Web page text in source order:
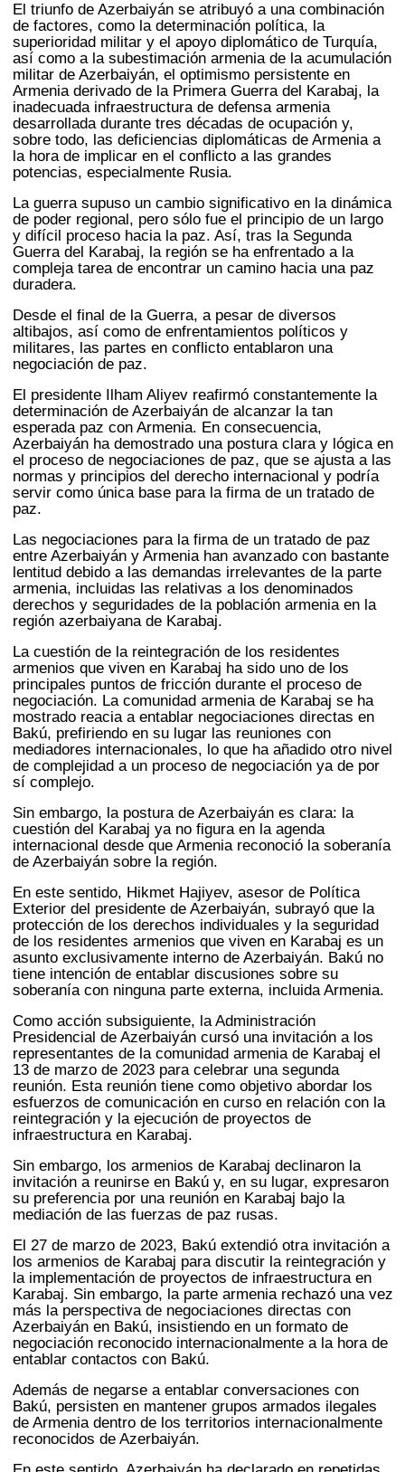
El triunfo de Azerbaiyán se atribuyó a una combinación
de factores, como la determinación política, la
superioridad militar y el apoyo diplomático de Turquía,
así como a la subestimación armenia de la acumulación
militar de Azerbaiyán, el optimismo persistente en
Armenia derivado de la Primera Guerra del Karabaj, la
inadecuada infraestructura de defensa armenia
desarrollada durante tres décadas de ocupación y,
sobre todo, las deficiencias diplomáticas de Armenia a
la hora de implicar en el conflicto a las grandes
potencias, especialmente Rusia.
La guerra supuso un cambio significativo en la dinámica
de poder regional, pero sólo fue el principio de un largo
y difícil proceso hacia la paz. Así, tras la Segunda
Guerra del Karabaj, la región se ha enfrentado a la
compleja tarea de encontrar un camino hacia una paz
duradera.
Desde el final de la Guerra, a pesar de diversos
altibajos, así como de enfrentamientos políticos y
militares, las partes en conflicto entablaron una
negociación de paz.
El presidente Ilham Aliyev reafirmó constantemente la
determinación de Azerbaiyán de alcanzar la tan
esperada paz con Armenia. En consecuencia,
Azerbaiyán ha demostrado una postura clara y lógica en
el proceso de negociaciones de paz, que se ajusta a las
normas y principios del derecho internacional y podría
servir como única base para la firma de un tratado de
paz.
Las negociaciones para la firma de un tratado de paz
entre Azerbaiyán y Armenia han avanzado con bastante
lentitud debido a las demandas irrelevantes de la parte
armenia, incluidas las relativas a los denominados
derechos y seguridades de la población armenia en la
región azerbaiyana de Karabaj.
La cuestión de la reintegración de los residentes
armenios que viven en Karabaj ha sido uno de los
principales puntos de fricción durante el proceso de
negociación. La comunidad armenia de Karabaj se ha
mostrado reacia a entablar negociaciones directas en
Bakú, prefiriendo en su lugar las reuniones con
mediadores internacionales, lo que ha añadido otro nivel
de complejidad a un proceso de negociación ya de por
sí complejo.
Sin embargo, la postura de Azerbaiyán es clara: la
cuestión del Karabaj ya no figura en la agenda
internacional desde que Armenia reconoció la soberanía
de Azerbaiyán sobre la región.
En este sentido, Hikmet Hajiyev, asesor de Política
Exterior del presidente de Azerbaiyán, subrayó que la
protección de los derechos individuales y la seguridad
de los residentes armenios que viven en Karabaj es un
asunto exclusivamente interno de Azerbaiyán. Bakú no
tiene intención de entablar discusiones sobre su
soberanía con ninguna parte externa, incluida Armenia.
Como acción subsiguiente, la Administración
Presidencial de Azerbaiyán cursó una invitación a los
representantes de la comunidad armenia de Karabaj el
13 de marzo de 2023 para celebrar una segunda
reunión. Esta reunión tiene como objetivo abordar los
esfuerzos de comunicación en curso en relación con la
reintegración y la ejecución de proyectos de
infraestructura en Karabaj.
Sin embargo, los armenios de Karabaj declinaron la
invitación a reunirse en Bakú y, en su lugar, expresaron
su preferencia por una reunión en Karabaj bajo la
mediación de las fuerzas de paz rusas.
El 27 de marzo de 2023, Bakú extendió otra invitación a
los armenios de Karabaj para discutir la reintegración y
la implementación de proyectos de infraestructura en
Karabaj. Sin embargo, la parte armenia rechazó una vez
más la perspectiva de negociaciones directas con
Azerbaiyán en Bakú, insistiendo en un formato de
negociación reconocido internacionalmente a la hora de
entablar contactos con Bakú.
Además de negarse a entablar conversaciones con
Bakú, persisten en mantener grupos armados ilegales
de Armenia dentro de los territorios internacionalmente
reconocidos de Azerbaiyán.